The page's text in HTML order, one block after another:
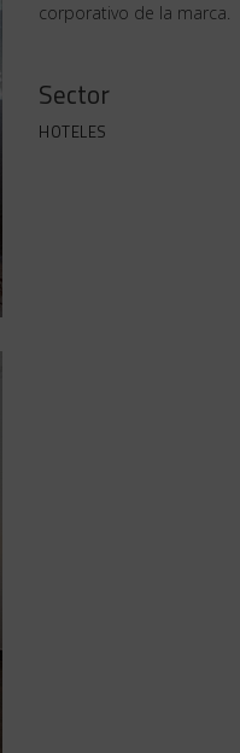
corporativo de la marca.
Sector
HOTELES